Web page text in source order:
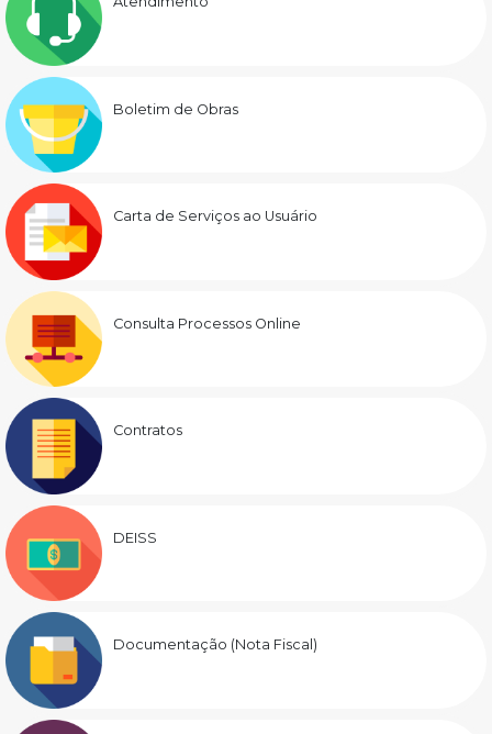
Boletim de Obras
Carta de Serviços ao Usuário
Consulta Processos Online
Contratos
DEISS
Documentação (Nota Fiscal)